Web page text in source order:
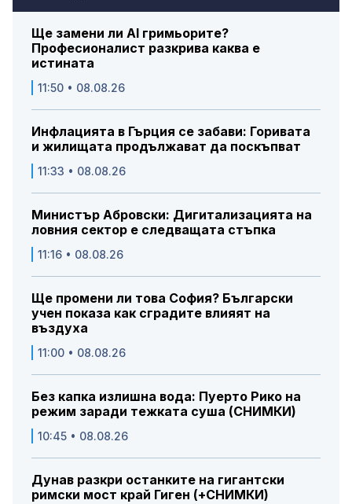
Ще замени ли AI гримьорите?
Професионалист разкрива каква е
истината
11:50 • 08.08.26
Инфлацията в Гърция се забави: Горивата
и жилищата продължават да поскъпват
11:33 • 08.08.26
Министър Абровски: Дигитализацията на
ловния сектор е следващата стъпка
11:16 • 08.08.26
Ще промени ли това София? Български
учен показа как сградите влияят на
въздуха
11:00 • 08.08.26
Без капка излишна вода: Пуерто Рико на
режим заради тежката суша (СНИМКИ)
10:45 • 08.08.26
Дунав разкри останките на гигантски
римски мост край Гиген (+СНИМКИ)